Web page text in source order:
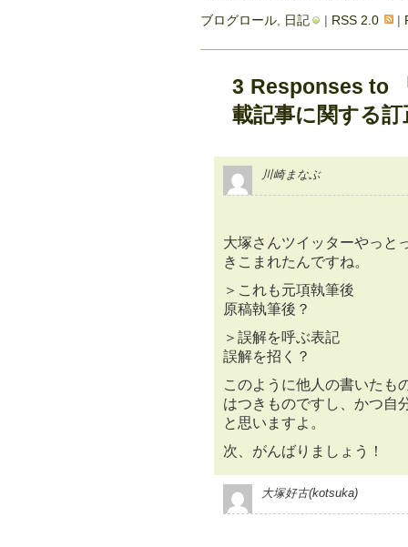
ブログロール 日記 | RSS 2.0 |
3 Responses to
載記事に関する
川崎まなぶ
大塚さんツイッターやっと
きこまれたんですね。
＞これも元項執筆後
原稿執筆後？
＞誤解を呼ぶ表記
誤解を招く？
このように他人の書いたも
はつきものですし、かつ自
と思いますよ。
次、がんばりましょう！
大塚好古(kotsuka)